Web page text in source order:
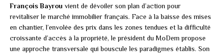
François Bayrou vient de dévoiler son plan d’action pour
revitaliser le marché immobilier français. Face à la baisse des mises
en chantier, l’envolée des prix dans les zones tendues et la difficulté
croissante d’accès à la propriété, le président du MoDem propose
une approche transversale qui bouscule les paradigmes établis. Son